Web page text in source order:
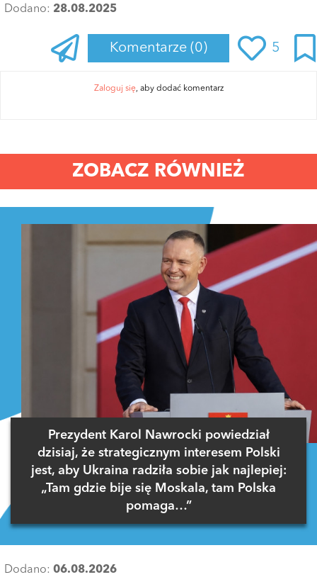
Dodano: 28.08.2025
Komentarze (0) 5
Zaloguj się, aby dodać komentarz
ZOBACZ RÓWNIEŻ
Prezydent Karol Nawrocki powiedział
dzisiaj, że strategicznym interesem Polski
jest, aby Ukraina radziła sobie jak najlepiej:
„Tam gdzie bije się Moskala, tam Polska
pomaga…”
Dodano: 06.08.2026